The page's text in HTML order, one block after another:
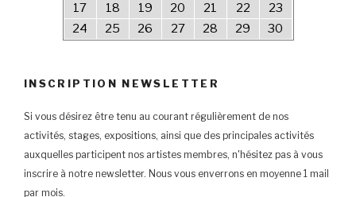
17
18 19 20 21 22
23
24
25 26 27 28 29 30
INSCRIPTION NEWSLETTER
Si vous désirez être tenu au courant régulièrement de nos
activités, stages, expositions, ainsi que des principales activités
auxquelles participent nos artistes membres, n'hésitez pas à vous
inscrire à notre newsletter. Nous vous enverrons en moyenne 1 mail
par mois.